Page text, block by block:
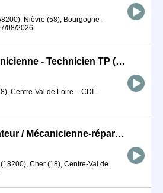
Nièvre (58), Bourgogne-
08/2026
Mécanicien / Mécanicienne - Technicien TP (H/F)
Centre-Val de Loire - CDI -
Mécanicien-réparateur / Mécanicienne-réparatrice en matériels agr (H/F)
Cher (18), Centre-Val de